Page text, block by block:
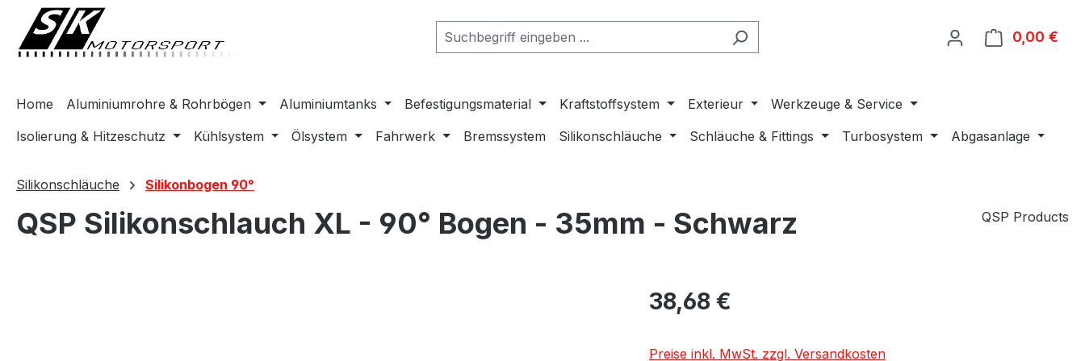
Zur Hauptnavigation springen
0,00 €
Home Aluminiumrohre & Rohrbögen Aluminiumtanks Befestigungsmaterial Kraftstoffsystem Exterieur
Werkzeuge & Service
Isolierung & Hitzeschutz
Kühlsystem Ölsystem Fahrwerk Bremssystem Silikonschläuche Schläuche & Fittings Turbosystem Abgasanlage
Silikonschläuche Silikonbogen 90°
QSP Silikonschlauch XL - 90° Bogen - 35mm - Schwarz QSP Products
38,68 €
Preise inkl. MwSt. zzgl. Versandkosten